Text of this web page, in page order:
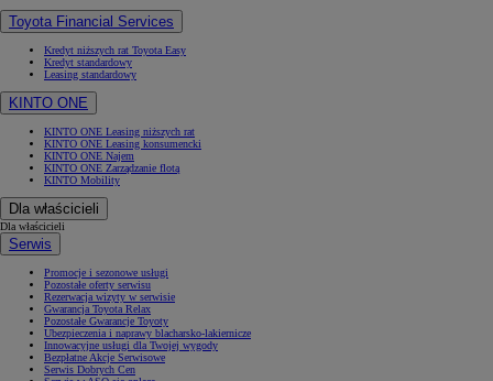
Toyota Financial Services
Kredyt niższych rat Toyota Easy
Kredyt standardowy
Leasing standardowy
KINTO ONE
KINTO ONE Leasing niższych rat
KINTO ONE Leasing konsumencki
KINTO ONE Najem
KINTO ONE Zarządzanie flotą
KINTO Mobility
Dla właścicieli
Dla właścicieli
Serwis
Promocje i sezonowe usługi
Pozostałe oferty serwisu
Rezerwacja wizyty w serwisie
Gwarancja Toyota Relax
Pozostałe Gwarancje Toyoty
Ubezpieczenia i naprawy blacharsko-lakiernicze
Innowacyjne usługi dla Twojej wygody
Bezpłatne Akcje Serwisowe
Serwis Dobrych Cen